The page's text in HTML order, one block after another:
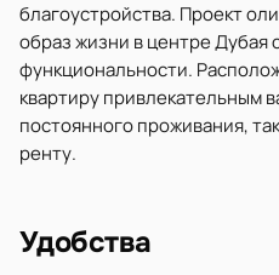
благоустройства. Проект
образ жизни в центре Дубая
функциональности.
квартиру привлекательным
постоянного проживания,
ренту.
Удобства